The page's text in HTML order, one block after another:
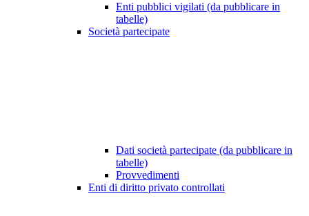
Enti pubblici vigilati (da pubblicare in
tabelle)
Società partecipate
Dati società partecipate (da pubblicare in
tabelle)
Provvedimenti
Enti di diritto privato controllati